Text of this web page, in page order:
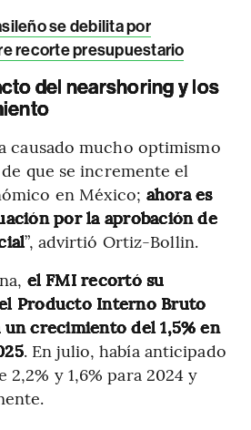
se debilita por
recorte presupuestario
del nearshoring y los
causado mucho optimismo
que se incremente el
en México; ahora es
por la aprobación de
”, advirtió Ortiz-Bollin.
el FMI recortó su
Producto Interno Bruto
un crecimiento del 1,5% en
. En julio, había anticipado
y 1,6% para 2024 y